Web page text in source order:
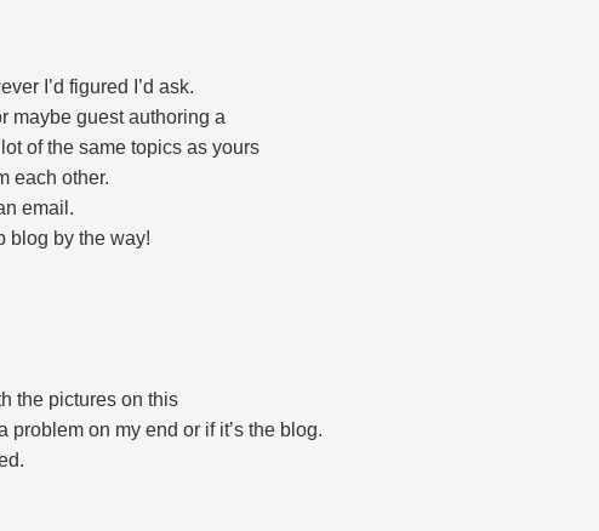
I’d figured I’d ask.
maybe guest authoring a
of the same topics as yours
each other.
email.
blog by the way!
the pictures on this
problem on my end or if it’s the blog.